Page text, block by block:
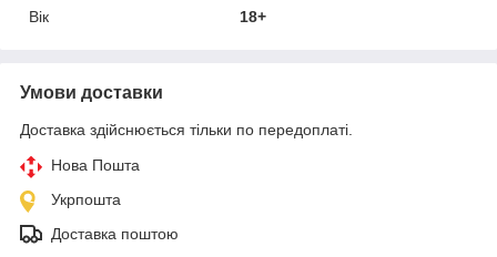
Вік
18+
Умови доставки
Доставка здійснюється тільки по передоплаті.
Нова Пошта
Укрпошта
Доставка поштою